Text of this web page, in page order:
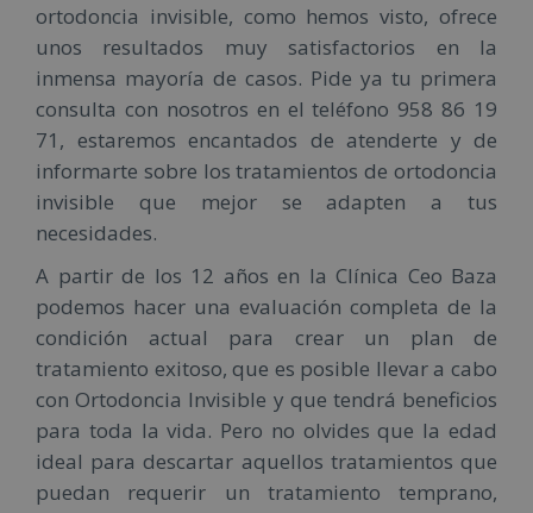
ortodoncia invisible, como hemos visto, ofrece
unos resultados muy satisfactorios en la
inmensa mayoría de casos. Pide ya tu primera
consulta con nosotros en el teléfono 958 86 19
71, estaremos encantados de atenderte y de
informarte sobre los tratamientos de ortodoncia
invisible que mejor se adapten a tus
necesidades.
A partir de los 12 años en la Clínica Ceo Baza
podemos hacer una evaluación completa de la
condición actual para crear un plan de
tratamiento exitoso, que es posible llevar a cabo
con Ortodoncia Invisible y que tendrá beneficios
para toda la vida. Pero no olvides que la edad
ideal para descartar aquellos tratamientos que
puedan requerir un tratamiento temprano,